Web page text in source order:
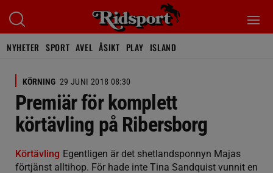
NYHETER SPORT AVEL ÅSIKT PLAY ISLAND
KÖRNING 29 JUNI 2018 08:30
Premiär för komplett
körtävling på Ribersborg
Körtävling Egentligen är det shetlandsponnyn Majas
förtjänst alltihop. För hade inte Tina Sandquist vunnit en